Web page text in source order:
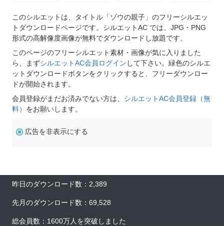
このシルエットは、タイトル「ゾウの親子」のフリーシルエッ
トダウンロードページです。シルエットAC では、JPG・PNG
形式の高解像度画像が無料でダウンロードし放題です。
このページのフリーシルエット素材・画像が気に入りました
ら、まずシルエットAC会員ログイン して下さい。緑色のシルエ
ットダウンロードボタンをクリックすると、フリーダウンロー
ドが開始されます。
会員登録がまだお済みでない方は、 シルエットAC会員登録（無
料） をお願いします。
広告を非表示にする
昨日のダウンロード数：2,389
先月のダウンロード数：69,528
総会員数：1600万人を突破しました